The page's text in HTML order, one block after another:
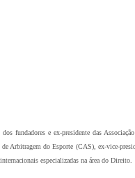
fundadores e ex-presidente das
Arbitragem do Esporte (CAS), ex-vice-
especializadas na área do Direito.